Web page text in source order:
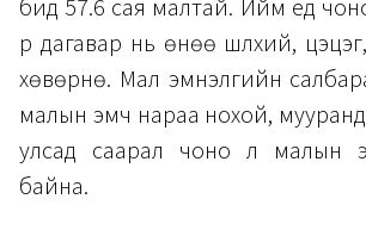
бид 57.6 сая малтай. Ийм үед
үр дагавар нь өнөө шүлхий,
хөвөрнө. Мал эмнэлгийн
малын эмч нараа нохой,
улсад саарал чоно л малын
байна.